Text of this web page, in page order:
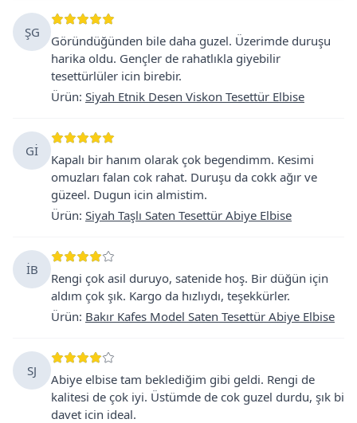
ŞG
Göründüğünden bile daha guzel. Üzerimde duruşu
harika oldu. Gençler de rahatlıkla giyebilir
tesettürlüler icin birebir.
Ürün: Siyah Etnik Desen Viskon Tesettür Elbise
Gİ
Kapalı bir hanım olarak çok begendimm. Kesimi
omuzları falan cok rahat. Duruşu da cokk ağır ve
güzeel. Dugun icin almistim.
Ürün: Siyah Taşlı Saten Tesettür Abiye Elbise
İB
Rengi çok asil duruyo, satenide hoş. Bir düğün için
aldım çok şık. Kargo da hızlıydı, teşekkürler.
Ürün: Bakır Kafes Model Saten Tesettür Abiye Elbise
SJ
Abiye elbise tam beklediğim gibi geldi. Rengi de
kalitesi de çok iyi. Üstümde de cok guzel durdu, şık bi
davet icin ideal.